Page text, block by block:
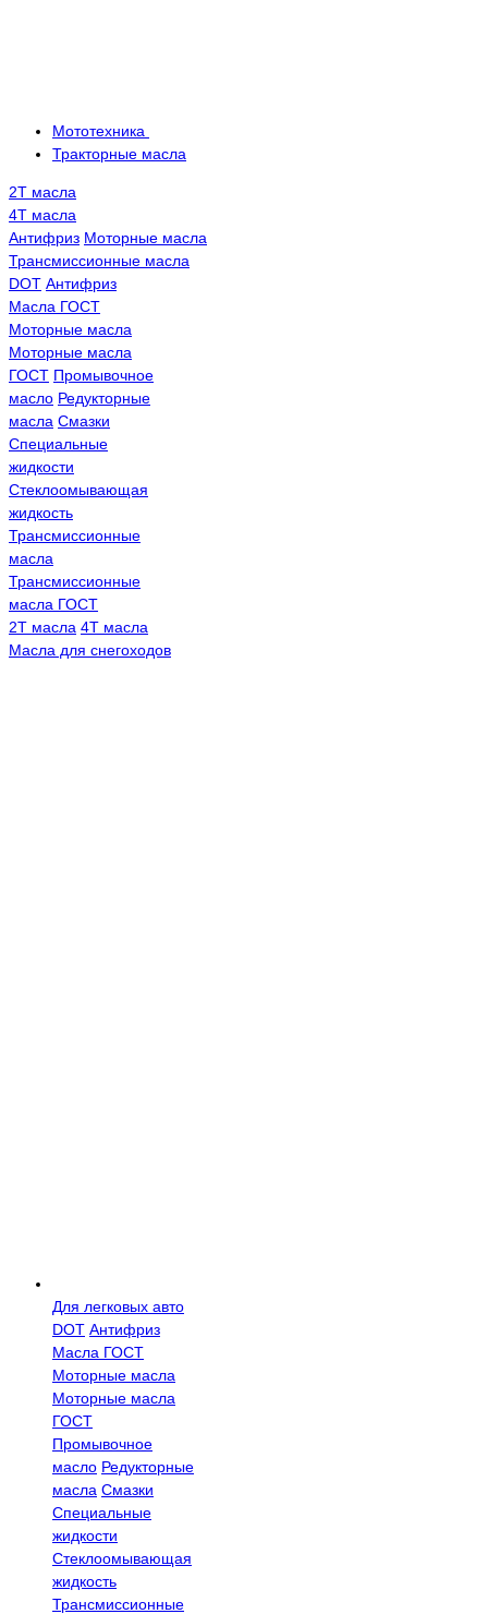
Мототехника
Тракторные масла
2Т масла
4Т масла
Антифриз Моторные масла
Трансмисcионные масла
DOT Антифриз
Масла ГОСТ
Моторные масла
Моторные масла
ГОСТ Промывочное
масло Редукторные
масла Смазки
Специальные
жидкости
Стеклоомывающая
жидкость
Трансмиссионные
масла
Трансмиссионные
масла ГОСТ
2Т масла 4Т масла
Масла для снегоходов
Для легковых авто
DOT Антифриз
Масла ГОСТ
Моторные масла
Моторные масла
ГОСТ
Промывочное
масло Редукторные
масла Смазки
Специальные
жидкости
Стеклоомывающая
жидкость
Трансмиссионные